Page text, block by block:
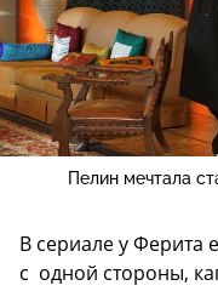
Пелин мечтала
В сериале у Ферита
с одной стороны,